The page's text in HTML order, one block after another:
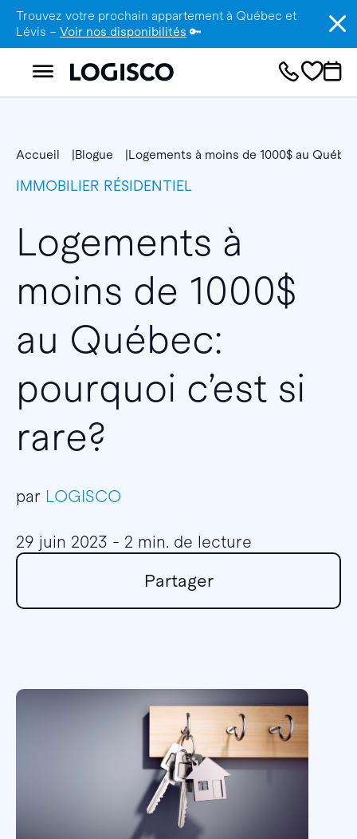
Trouvez votre prochain appartement à Québec et
Lévis – Voir nos disponibilités 🔑
Accueil Blogue Logements à moins de 1000$ au
IMMOBILIER RÉSIDENTIEL
Logements à
moins de 1000$
au Québec:
pourquoi c’est si
rare?
par LOGISCO
29 juin 2023 - 2 min. de lecture
Partager